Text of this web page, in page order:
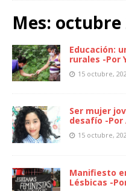
Mes: octubre
Educación:
rurales -Por
15 octubre,
Ser mujer
desafío -Por
15 octubre,
Manifiesto
Lésbicas -